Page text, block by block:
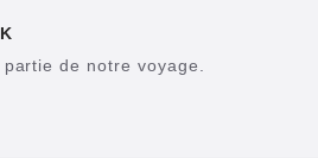
de notre voyage.